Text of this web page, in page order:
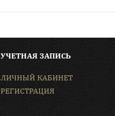
УЧЕТНАЯ ЗАПИСЬ
ЛИЧНЫЙ КАБИНЕТ
РЕГИСТРАЦИЯ